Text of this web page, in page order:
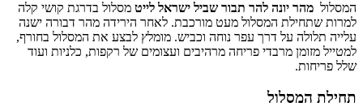
המסלול מהר יונה להר תבור שביל ישראל לייט מסלול בדרגת קושי קלה
למרות שתחילת המסלול מעט מורכבת. לאחר הירידה מהר דבורה ישנה
עלייה תלולה על דרך עפר נוחה וכביש. מומלץ לבצע את המסלול בחורף,
למטייל מזומן מרבדי פריחה מרהיבים ועצומים של רקפות, כלניות ועוד
שלל פריחות.
תחילת המסלול